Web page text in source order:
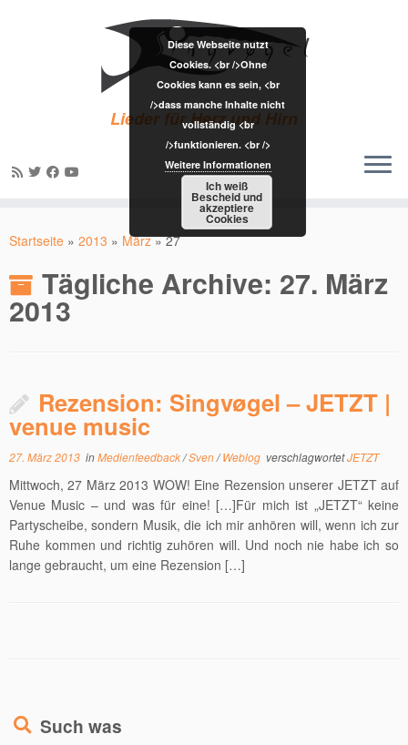
Inhalt
Lieder für Herz und Hirn
Startseite » 2013 » März » 27
Tägliche Archive: 27. März
2013
Rezension: Singvøgel – JETZT |
venue music
27. März 2013 inMedienfeedback/Sven/Weblog verschlagwortetJETZT
Mittwoch, 27 März 2013 WOW! Eine Rezension unserer JETZT auf
Venue Music – und was für eine! […]Für mich ist „JETZT“ keine
Partyscheibe, sondern Musik, die ich mir anhören will, wenn ich zur
Ruhe kommen und richtig zuhören will. Und noch nie habe ich so
lange gebraucht, um eine Rezension […]
Such was
Diese Webseite nutzt
Cookies. <br />Ohne
Cookies kann es sein, <br
/>dass manche Inhalte nicht
vollständig <br
/>funktionieren. <br />
Weitere Informationen
Ich weiß
Bescheid und
akzeptiere
Cookies